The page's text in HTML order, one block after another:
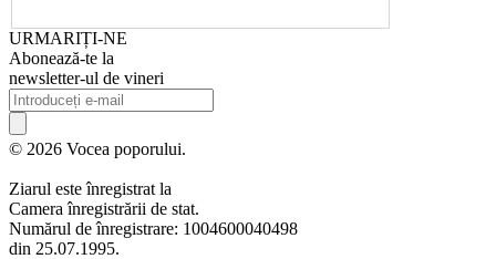
URMARIȚI-NE
Abonează-te la
newsletter-ul de vineri
© 2026 Vocea poporului.
Ziarul este înregistrat la
Camera înregistrării de stat.
Numărul de înregistrare: 1004600040498
din 25.07.1995.